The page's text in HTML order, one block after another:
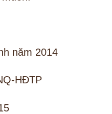
năm 2014
HĐTP